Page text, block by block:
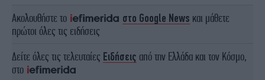
Ακολουθήστε το στο Google News και μάθετε
πρώτοι όλες τις ειδήσεις
Δείτε όλες τις τελευταίες Ειδήσεις από την Ελλάδα και τον Κόσμο,
στο